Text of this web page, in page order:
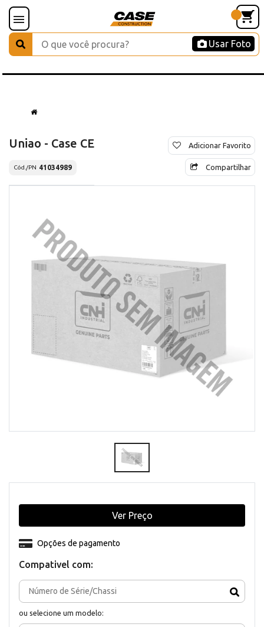
Usar Foto
Uniao - Case CE
Cód./PN 41034989
Adicionar Favorito
Compartilhar
Compativel com:
ou selecione um modelo:
Opções de pagamento
Ver Preço